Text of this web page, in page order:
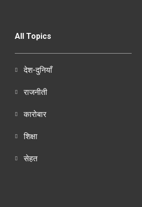
All Topics
देश-दुनियाँ
राजनीती
कारोबार
शिक्षा
सेहत